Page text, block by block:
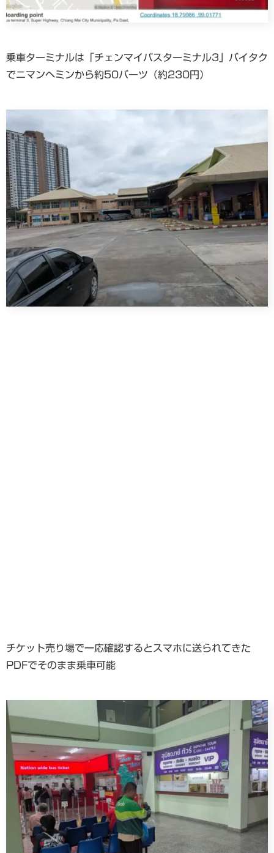
乗車ターミナルは「チェンマイバスターミナル3」バイタク
でニマンヘミンから約50バーツ（約230円）
チケット売り場で一応確認するとスマホに送られてきた
PDFでそのまま乗車可能